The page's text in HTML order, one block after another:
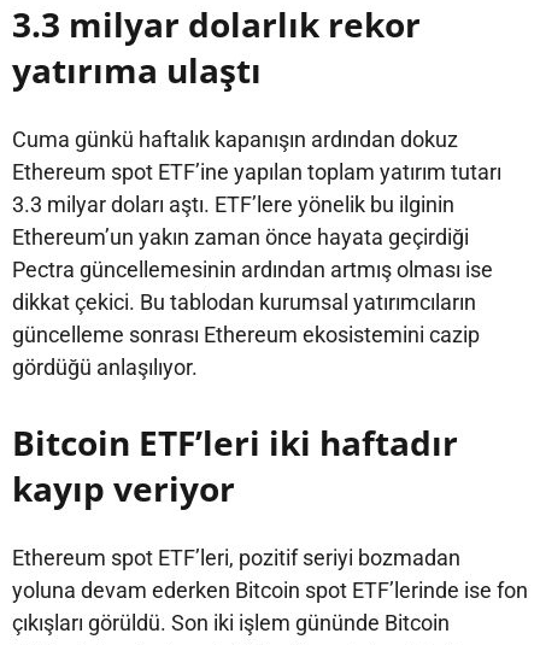
3.3 milyar dolarlık rekor
yatırıma ulaştı
Cuma günkü haftalık kapanışın ardından dokuz
Ethereum spot ETF’ine yapılan toplam yatırım tutarı
3.3 milyar doları aştı. ETF’lere yönelik bu ilginin
Ethereum’un yakın zaman önce hayata geçirdiği
Pectra güncellemesinin ardından artmış olması ise
dikkat çekici. Bu tablodan kurumsal yatırımcıların
güncelleme sonrası Ethereum ekosistemini cazip
gördüğü anlaşılıyor.
Bitcoin ETF’leri iki haftadır
kayıp veriyor
Ethereum spot ETF’leri, pozitif seriyi bozmadan
yoluna devam ederken Bitcoin spot ETF’lerinde ise fon
çıkışları görüldü. Son iki işlem gününde Bitcoin